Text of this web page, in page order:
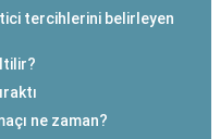
tercihlerini belirleyen
ne zaman?